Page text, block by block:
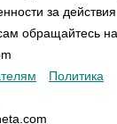
за
обращайтесь на
Политика